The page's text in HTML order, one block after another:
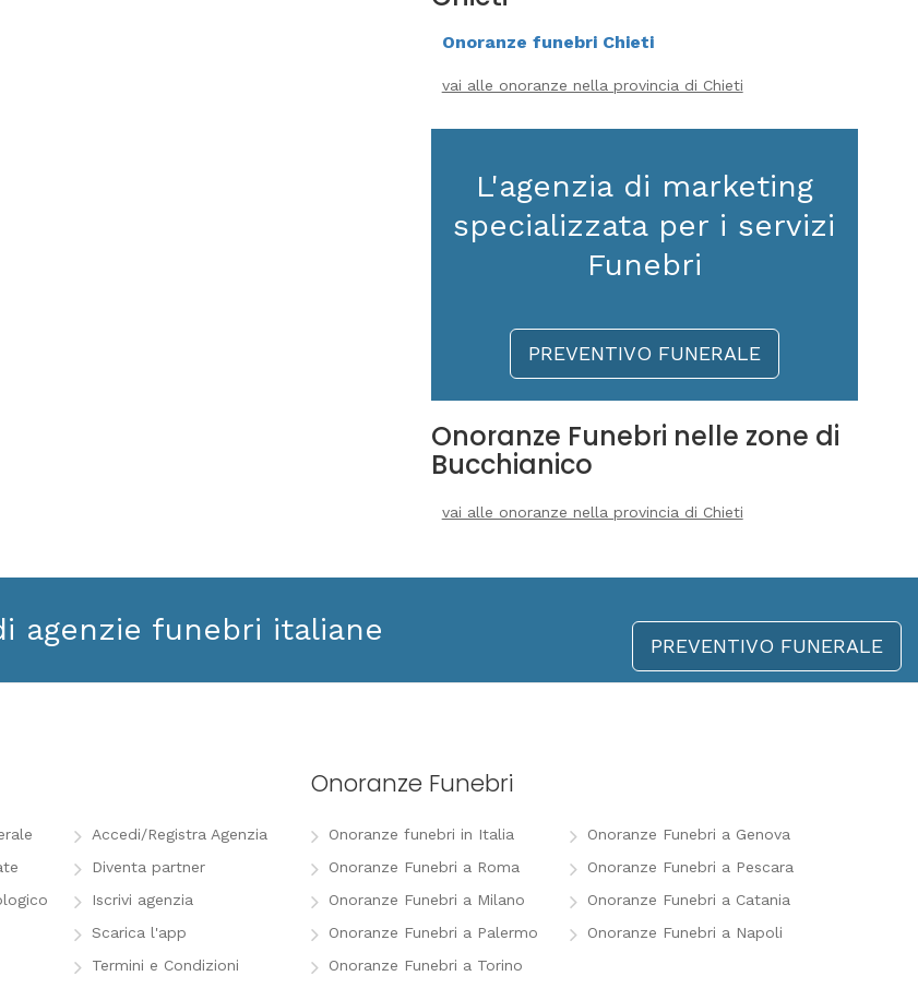
Onoranze funebri Chieti
vai alle onoranze nella provincia di Chieti
L'agenzia di marketing
specializzata per i servizi
Funebri
PREVENTIVO FUNERALE
Onoranze Funebri nelle zone di
Bucchianico
vai alle onoranze nella provincia di Chieti
agenzie funebri italiane PREVENTIVO FUNERALE
Accedi/Registra Agenzia
Diventa partner
Iscrivi agenzia
Scarica l'app
Termini e Condizioni
Onoranze Funebri
Onoranze funebri in Italia
Onoranze Funebri a Roma
Onoranze Funebri a Milano
Onoranze Funebri a Palermo
Onoranze Funebri a Torino
Onoranze Funebri a Genova
Onoranze Funebri a Pescara
Onoranze Funebri a Catania
Onoranze Funebri a Napoli